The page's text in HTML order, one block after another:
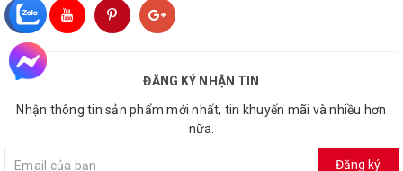
ĐĂNG KÝ NHẬN TIN
Nhận thông tin sản phẩm mới nhất, tin khuyến mãi và nhiều hơn
nữa.
Đăng ký